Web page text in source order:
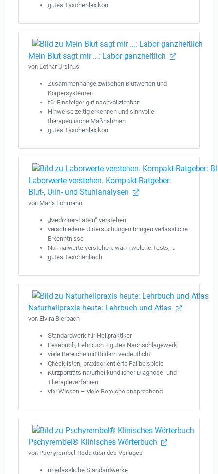
gutes Taschenlexikon
Mein Blut sagt mir …: Labor ganzheitlich
von Lothar Ursinus
Zusammenhänge zwischen Blutwerten und
Körpersystemen
für Einsteiger gut nachvollziehbar
Hinweise zeitig erkennen und sinnvolle
therapeutische Maßnahmen
gutes Taschenlexikon
Laborwerte verstehen. Kompakt-Ratgeber:
Blut-, Urin- und Stuhlanalysen
von Maria Lohmann
„Mediziner-Latein“ verstehen
verschiedene Untersuchungen bringen verlässliche
Erkenntnisse
Normalwerte verstehen, wann welche Tests, …
gutes Taschenbuch
Naturheilpraxis heute: Lehrbuch und Atlas
von Elvira Bierbach
Standardwerk für Heilpraktiker
Lesebuch, Lehrbuch + gutes Nachschlagewerk
viele Bereiche mit Bildern verdeutlicht
Checklisten, praxisorientierte Fallbeispiele
Kurzporträts naturheilkundlicher Diagnose- und
Therapieverfahren
viel Wissen – viele Bereiche ansprechend
Pschyrembel® Klinisches Wörterbuch
von Pschyrembel-Redaktion des Verlages
unerlässliche Standardwerke